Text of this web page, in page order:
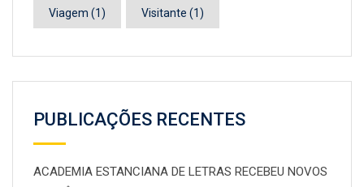
Viagem (1) Visitante (1)
PUBLICAÇÕES RECENTES
ACADEMIA ESTANCIANA DE LETRAS RECEBEU NOVOS